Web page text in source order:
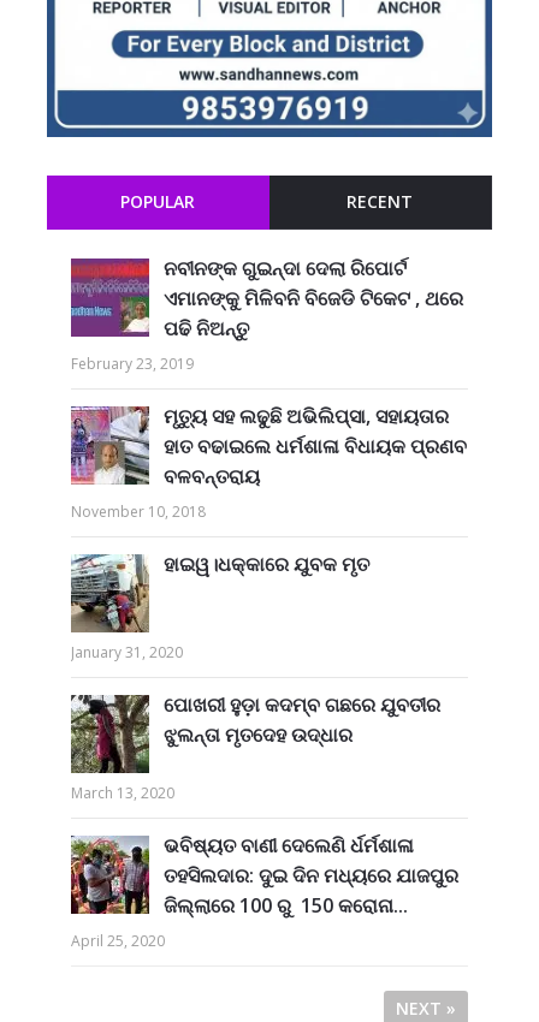
POPULAR RECENT
ନବୀନଙ୍କ ଗୁଇନ୍ଦା ଦେଲା ରିପୋର୍ଟ
ଏମାନଙ୍କୁ ମିଳିବନି ବିଜେଡି ଟିକେଟ , ଥରେ
ପଢି ନିଅନ୍ତୁ
February 23, 2019
ମୃତ୍ୟୁ ସହ ଲଢୁଛି ଅଭିଲିପ୍ସା, ସହାୟତାର
ହାତ ବଢାଇଲେ ଧର୍ମଶାଳା ବିଧାୟକ ପ୍ରଣବ
ବଳବନ୍ତରାୟ
November 10, 2018
ହାଇୱ।ଧକ୍କାରେ ଯୁବକ ମୃତ
January 31, 2020
ପୋଖରୀ ହୁଡ଼ା କଦମ୍ବ ଗଛରେ ଯୁବତୀର
ଝୁଲନ୍ତା ମୃତଦେହ ଉଦ୍ଧାର
March 13, 2020
ଭବିଷ୍ୟତ ବାଣୀ ଦେଲେଣି ର୍ଧର୍ମଶାଳା
ତହସିଲଦାର: ଦୁଇ ଦିନ ମଧ୍ୟରେ ଯାଜପୁର
ଜିଲ୍ଲାରେ 100 ରୁ 150 କରୋନା...
April 25, 2020
NEXT »